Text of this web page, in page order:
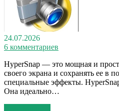
24.07.2026
6 комментариев
HyperSnap — это мощная и
своего экрана и сохранять ее в
специальные эффекты.
Она идеально…